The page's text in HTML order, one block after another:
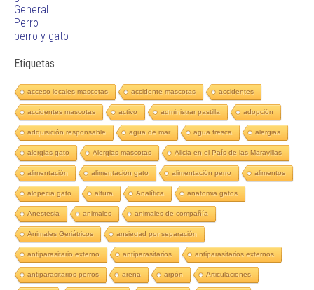
General
Perro
perro y gato
Etiquetas
acceso locales mascotas accidente mascotas accidentes
accidentes mascotas activo administrar pastilla adopción
adquisición responsable agua de mar agua fresca alergias
alergias gato Alergias mascotas Alicia en el País de las Maravillas
alimentación alimentación gato alimentación perro alimentos
alopecia gato altura Analítica anatomia gatos
Anestesia animales animales de compañía
Animales Geriátricos ansiedad por separación
antiparasitario externo antiparasitarios antiparasitarios externos
antiparasitarios perros arena arpón Articulaciones